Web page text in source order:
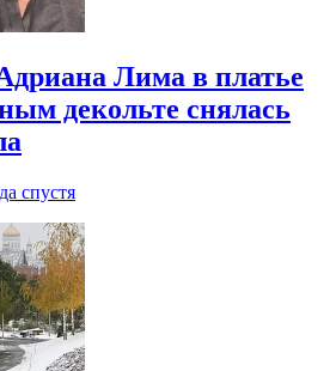
Лима в платье
декольте снялась
спустя